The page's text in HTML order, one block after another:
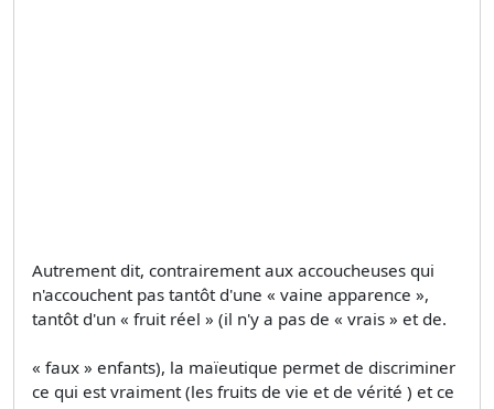
Autrement dit, contrairement aux accoucheuses qui
n'accouchent pas tantôt d'une « vaine apparence »,
tantôt d'un « fruit réel » (il n'y a pas de « vrais » et de.
« faux » enfants), la maïeutique permet de discriminer
ce qui est vraiment (les fruits de vie et de vérité ) et ce